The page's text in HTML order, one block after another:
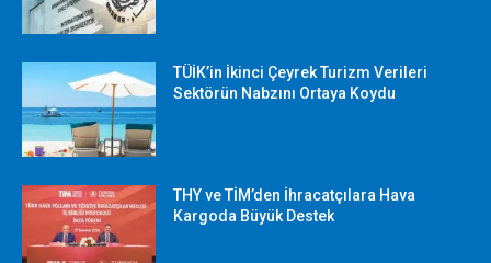
TÜİK’in İkinci Çeyrek Turizm Verileri
Sektörün Nabzını Ortaya Koydu
THY ve TİM’den İhracatçılara Hava
Kargoda Büyük Destek